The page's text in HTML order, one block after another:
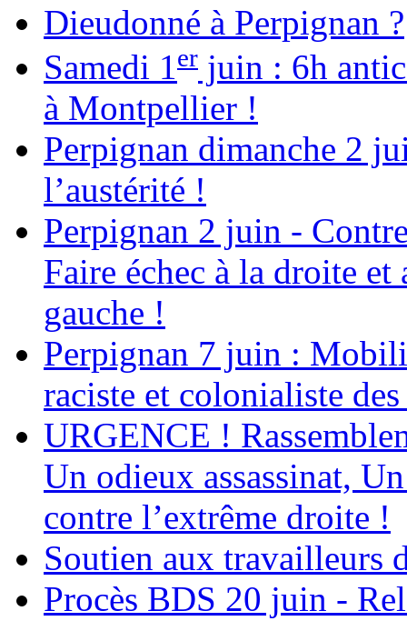
Dieudonné à Perpignan ?
Samedi 1er juin : 6h
à Montpellier !
Perpignan dimanche 2
l’austérité !
Perpignan 2 juin -
Faire échec à la droite
gauche !
Perpignan 7 juin :
raciste et colonialiste
URGENCE !
Un odieux assassinat,
contre l’extrême droite !
Soutien aux travailleurs
Procès BDS 20 juin -